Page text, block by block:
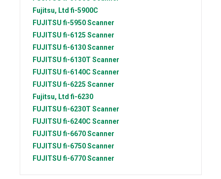
Fujitsu, Ltd fi-5900C
FUJITSU fi-5950 Scanner
FUJITSU fi-6125 Scanner
FUJITSU fi-6130 Scanner
FUJITSU fi-6130T Scanner
FUJITSU fi-6140С Scanner
FUJITSU fi-6225 Scanner
Fujitsu, Ltd fi-6230
FUJITSU fi-6230T Scanner
FUJITSU fi-6240C Scanner
FUJITSU fi-6670 Scanner
FUJITSU fi-6750 Scanner
FUJITSU fi-6770 Scanner